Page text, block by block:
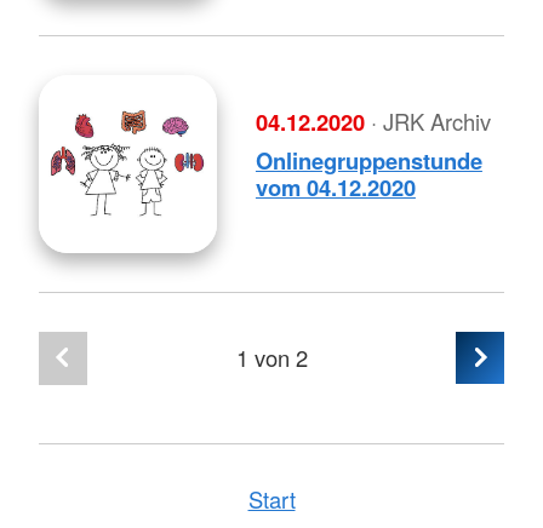
04.12.2020 · JRK Archiv
Onlinegruppenstunde
vom 04.12.2020
1 von 2
Start